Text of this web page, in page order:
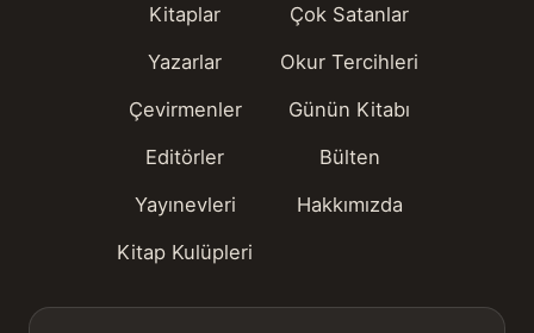
Kitaplar
Yazarlar
Çevirmenler
Editörler
Yayınevleri
Kitap Kulüpleri
Çok Satanlar
Okur Tercihleri
Günün Kitabı
Bülten
Hakkımızda